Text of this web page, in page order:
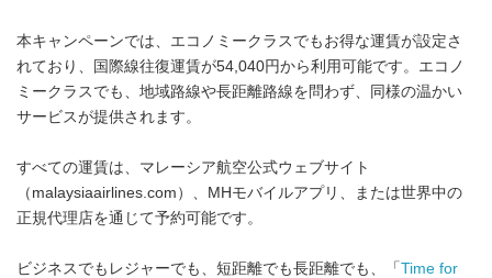
本キャンペーンでは、エコノミークラスでもお得な運賃が設定さ
れており、国際線往復運賃が54,040円から利用可能です。エコノ
ミークラスでも、地域路線や長距離路線を問わず、同様の温かい
サービスが提供されます。
すべての運賃は、マレーシア航空公式ウェブサイト
（malaysiaairlines.com）、MHモバイルアプリ、または世界中の
正規代理店を通じて予約可能です。
ビジネスでもレジャーでも、短距離でも長距離でも、「 Time for